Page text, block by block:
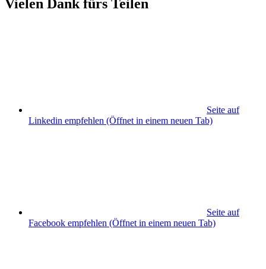
Vielen Dank fürs Teilen
Seite auf
Linkedin empfehlen (Öffnet in einem neuen Tab)
Seite auf
Facebook empfehlen (Öffnet in einem neuen Tab)